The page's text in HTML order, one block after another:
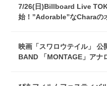
7/26(日)Billboard Live
始！”Adorable”なCharaの
映画「スワロウテイル」 公
BAND 「MONTAGE」アナ